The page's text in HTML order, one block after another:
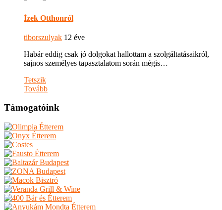
Ízek Otthonról
tiborszulyak 12 éve
Habár eddig csak jó dolgokat hallottam a szolgáltatásaikról,
sajnos személyes tapasztalatom során mégis…
Tetszik
Tovább
Támogatóink